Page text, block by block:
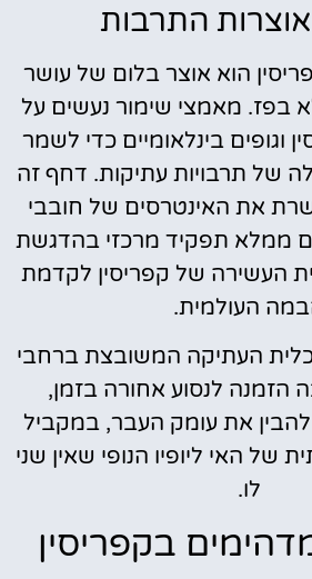
התרבות
הוא אוצר בלום של עושר
בפז. מאמצי שימור נעשים על
וגופים בינלאומיים כדי לשמר
של תרבויות עתיקות. דחף זה
את האינטרסים של חובבי
ממלא תפקיד מרכזי בהדגשת
העשירה של קפריסין לקדמת
העולמית.
העתיקה המשובצת ברחבי
הזמנה לנסוע אחורה בזמן,
את עומק העבר, במקביל
של האי ליופיו הנופי שאין שני
לו.
בקפריסין